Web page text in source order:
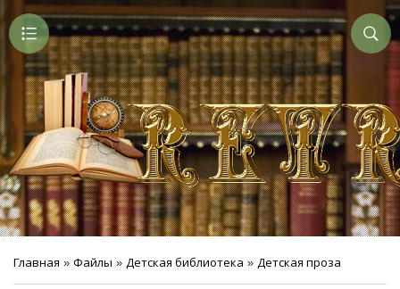
Главная » Файлы » Детская библиотека » Детская проза